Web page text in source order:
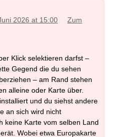
2026 at 15:00
Zum
Klick selektieren darfst –
Gegend die du sehen
– am Rand stehen
alleine oder Karte über.
und du siehst andere
an sich wird nicht
keine Karte vom selben Land
Wobei etwa Europakarte